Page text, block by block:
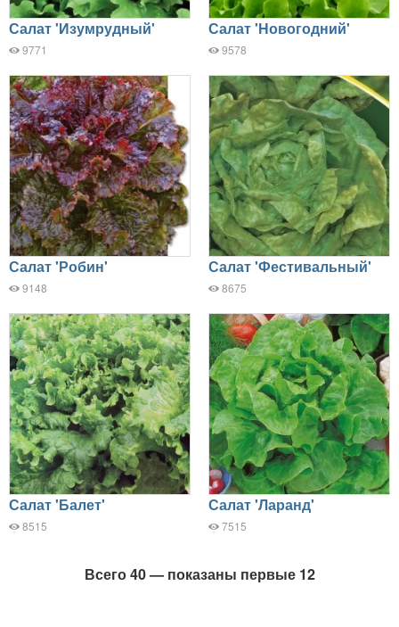
Салат 'Изумрудный'
9771
Салат 'Новогодний'
9578
Салат 'Робин'
9148
Салат 'Фестивальный'
8675
Салат 'Балет'
8515
Салат 'Ларанд'
7515
Всего 40 — показаны первые 12